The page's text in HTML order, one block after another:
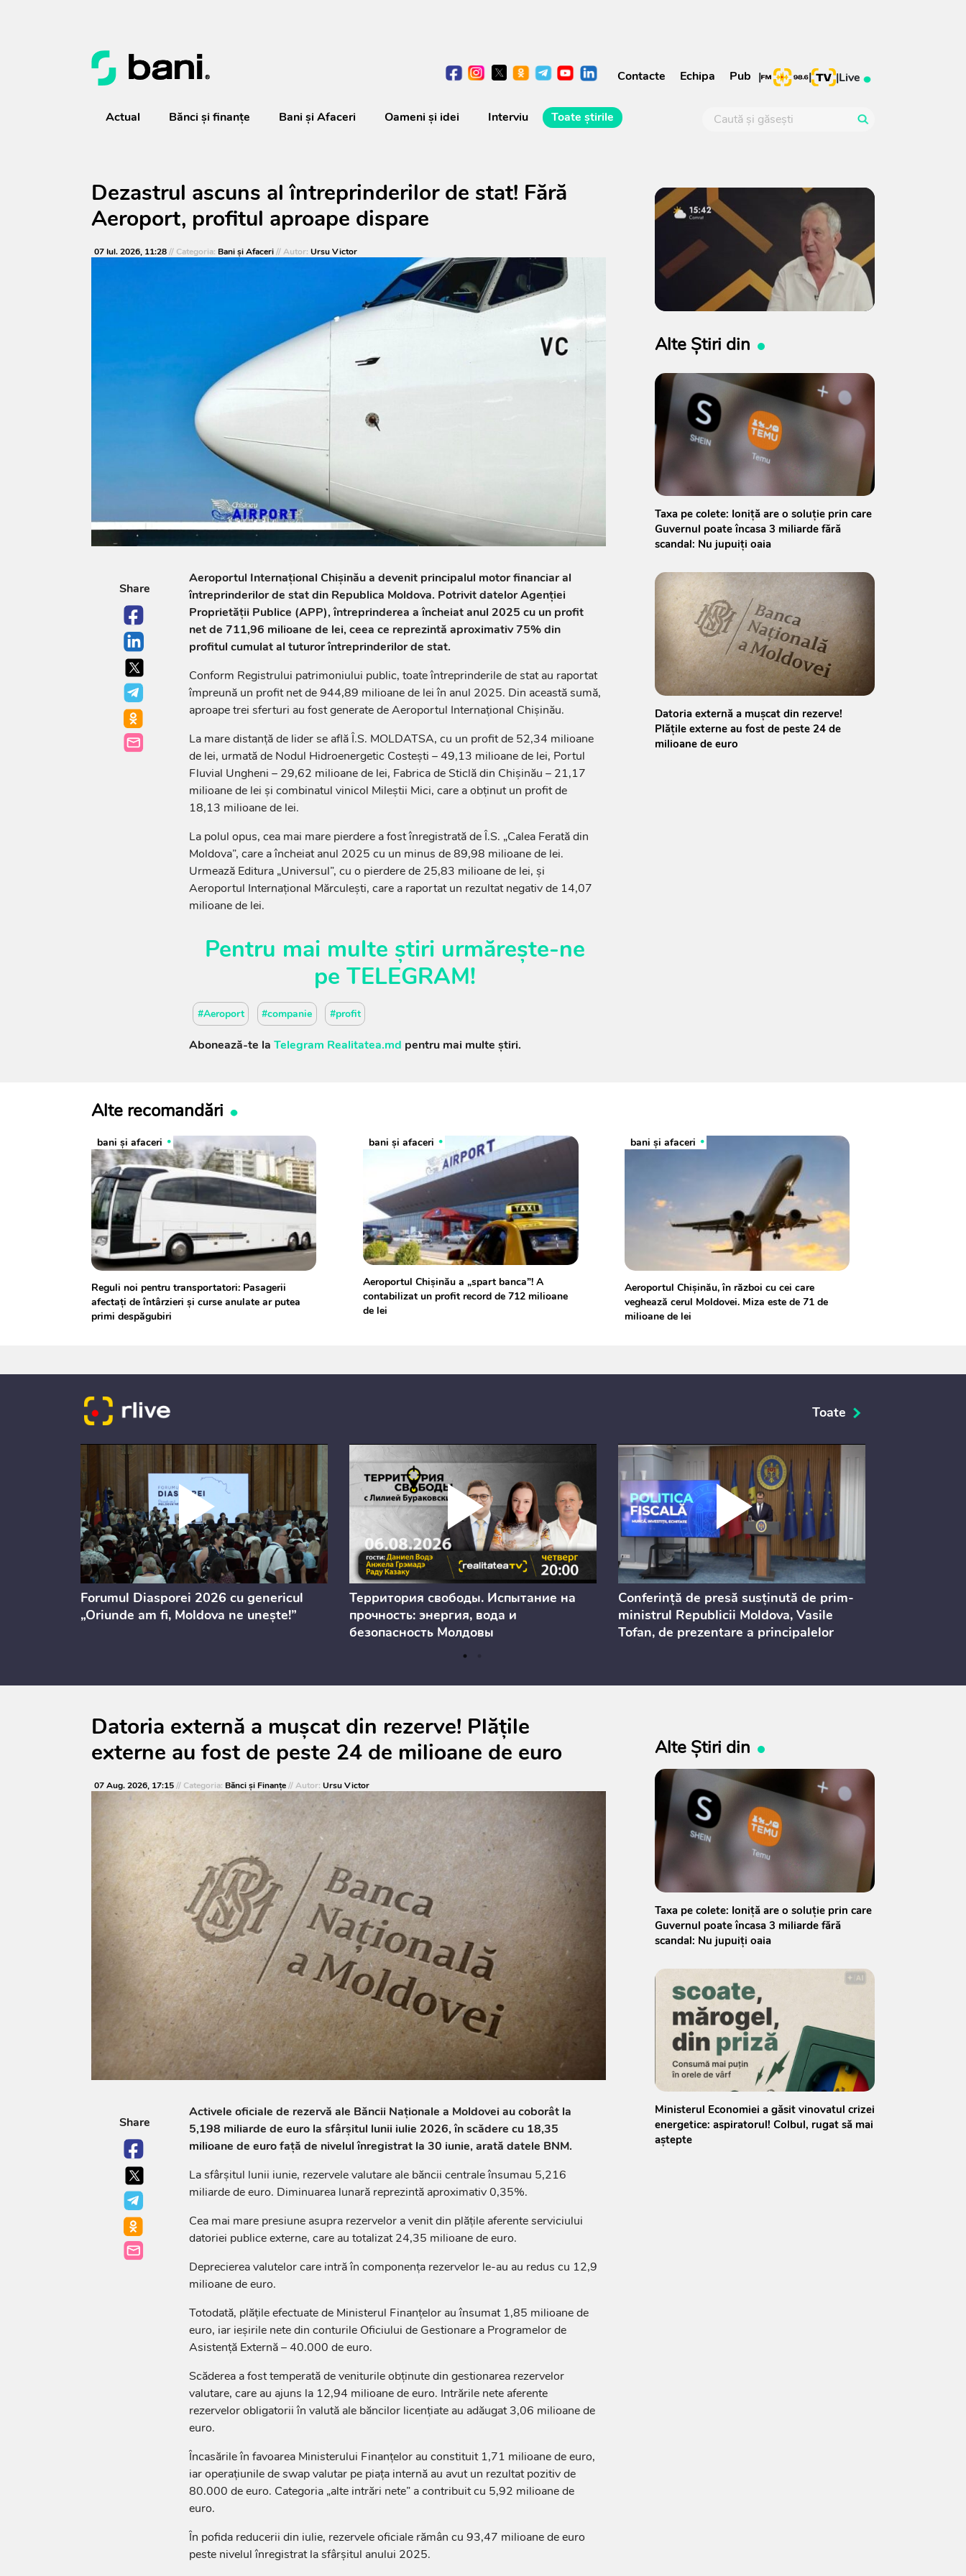
Contacte Echipa Pub | | |Live
Actual Bănci şi finanţe Bani și Afaceri Oameni şi idei Interviu Toate știrile
Dezastrul ascuns al întreprinderilor de stat! Fără
Aeroport, profitul aproape dispare
07 Iul. 2026, 11:28// Categoria: Bani și Afaceri// Autor: Ursu Victor
Share
Aeroportul Internațional Chișinău a devenit principalul motor financiar al
întreprinderilor de stat din Republica Moldova. Potrivit datelor Agenției
Proprietății Publice (APP), întreprinderea a încheiat anul 2025 cu un profit
net de 711,96 milioane de lei, ceea ce reprezintă aproximativ 75% din
profitul cumulat al tuturor întreprinderilor de stat.
Conform Registrului patrimoniului public, toate întreprinderile de stat au raportat
împreună un profit net de 944,89 milioane de lei în anul 2025. Din această sumă,
aproape trei sferturi au fost generate de Aeroportul Internațional Chișinău.
La mare distanță de lider se află Î.S. MOLDATSA, cu un profit de 52,34 milioane
de lei, urmată de Nodul Hidroenergetic Costești – 49,13 milioane de lei, Portul
Fluvial Ungheni – 29,62 milioane de lei, Fabrica de Sticlă din Chișinău – 21,17
milioane de lei și combinatul vinicol Mileștii Mici, care a obținut un profit de
18,13 milioane de lei.
La polul opus, cea mai mare pierdere a fost înregistrată de Î.S. „Calea Ferată din
Moldova”, care a încheiat anul 2025 cu un minus de 89,98 milioane de lei.
Urmează Editura „Universul”, cu o pierdere de 25,83 milioane de lei, și
Aeroportul Internațional Mărculești, care a raportat un rezultat negativ de 14,07
milioane de lei.
Pentru mai multe știri urmărește-ne
pe TELEGRAM!
#Aeroport #companie #profit
Abonează-te la Telegram Realitatea.md pentru mai multe știri.
Alte Știri din
Taxa pe colete: Ioniță are o soluție prin care
Guvernul poate încasa 3 miliarde fără
scandal: Nu jupuiți oaia
Datoria externă a mușcat din rezerve!
Plățile externe au fost de peste 24 de
milioane de euro
Alte recomandări
bani și afaceri
Reguli noi pentru transportatori: Pasagerii
afectați de întârzieri și curse anulate ar putea
primi despăgubiri
bani și afaceri
Aeroportul Chișinău a „spart banca”! A
contabilizat un profit record de 712 milioane
de lei
bani și afaceri
Aeroportul Chișinău, în război cu cei care
veghează cerul Moldovei. Miza este de 71 de
milioane de lei
Toate
Forumul Diasporei 2026 cu genericul
„Oriunde am fi, Moldova ne unește!”
Территория свободы. Испытание на
прочность: энергия, вода и
безопасность Молдовы
Conferință de presă susținută de prim-
ministrul Republicii Moldova, Vasile
Tofan, de prezentare a principalelor
consultărilor publice
Datoria externă a mușcat din rezerve! Plățile
externe au fost de peste 24 de milioane de euro
07 Aug. 2026, 17:15// Categoria: Bănci şi Finanţe// Autor: Ursu Victor
Share
Activele oficiale de rezervă ale Băncii Naționale a Moldovei au coborât la
5,198 miliarde de euro la sfârșitul lunii iulie 2026, în scădere cu 18,35
milioane de euro față de nivelul înregistrat la 30 iunie, arată datele BNM.
La sfârșitul lunii iunie, rezervele valutare ale băncii centrale însumau 5,216
miliarde de euro. Diminuarea lunară reprezintă aproximativ 0,35%.
Cea mai mare presiune asupra rezervelor a venit din plățile aferente serviciului
datoriei publice externe, care au totalizat 24,35 milioane de euro.
Deprecierea valutelor care intră în componența rezervelor le-au au redus cu 12,9
milioane de euro.
Totodată, plățile efectuate de Ministerul Finanțelor au însumat 1,85 milioane de
euro, iar ieșirile nete din conturile Oficiului de Gestionare a Programelor de
Asistență Externă – 40.000 de euro.
Scăderea a fost temperată de veniturile obținute din gestionarea rezervelor
valutare, care au ajuns la 12,94 milioane de euro. Intrările nete aferente
rezervelor obligatorii în valută ale băncilor licențiate au adăugat 3,06 milioane de
euro.
Încasările în favoarea Ministerului Finanțelor au constituit 1,71 milioane de euro,
iar operațiunile de swap valutar pe piața internă au avut un rezultat pozitiv de
80.000 de euro. Categoria „alte intrări nete” a contribuit cu 5,92 milioane de
euro.
În pofida reducerii din iulie, rezervele oficiale rămân cu 93,47 milioane de euro
peste nivelul înregistrat la sfârșitul anului 2025.
Alte Știri din
Taxa pe colete: Ioniță are o soluție prin care
Guvernul poate încasa 3 miliarde fără
scandal: Nu jupuiți oaia
Ministerul Economiei a găsit vinovatul crizei
energetice: aspiratorul! Colbul, rugat să mai
aștepte